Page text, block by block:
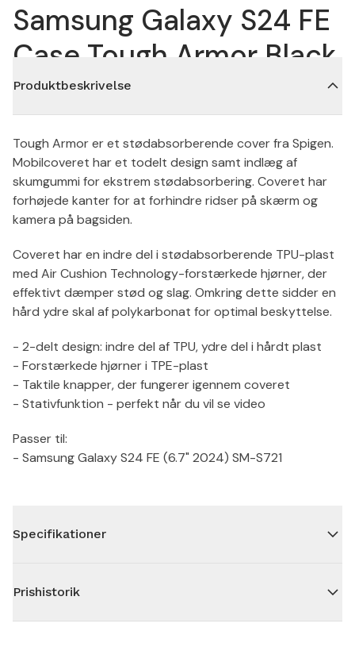
Samsung Galaxy S24 FE
Case Tough Armor Black
Produktbeskrivelse
Tough Armor er et stødabsorberende cover fra Spigen.
Mobilcoveret har et todelt design samt indlæg af
skumgummi for ekstrem stødabsorbering. Coveret har
forhøjede kanter for at forhindre ridser på skærm og
kamera på bagsiden.
Coveret har en indre del i stødabsorberende TPU-plast
med Air Cushion Technology-forstærkede hjørner, der
effektivt dæmper stød og slag. Omkring dette sidder en
hård ydre skal af polykarbonat for optimal beskyttelse.
- 2-delt design: indre del af TPU, ydre del i hårdt plast
- Forstærkede hjørner i TPE-plast
- Taktile knapper, der fungerer igennem coveret
- Stativfunktion - perfekt når du vil se video
Passer til:
- Samsung Galaxy S24 FE (6.7" 2024) SM-S721
Specifikationer
Prishistorik